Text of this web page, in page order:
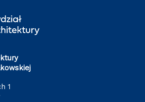
1